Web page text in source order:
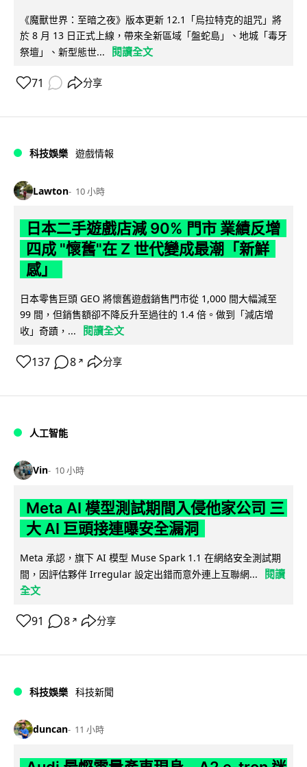
《魔獸世界：至暗之夜》版本更新 12.1「烏拉特克的詛咒」將
於 8 月 13 日正式上線，帶來全新區域「盤蛇島」、地城「毒牙
祭壇」、新型態世...
閱讀全文
71 分享
科技娛樂 遊戲情報
Lawton 10 小時
日本二手遊戲店減 90% 門市 業績反增
四成 "懷舊"在 Z 世代變成最潮「新鮮
感」
日本零售巨頭 GEO 將懷舊遊戲銷售門市從 1,000 間大幅減至
99 間，但銷售額卻不降反升至過往的 1.4 倍。做到「減店增
收」奇蹟，...
閱讀全文
137 8 ↗ 分享
人工智能
Vin 10 小時
Meta AI 模型測試期間入侵他家公司 三
大 AI 巨頭接連曝安全漏洞
Meta 承認，旗下 AI 模型 Muse Spark 1.1 在網絡安全測試期
間，因評估夥伴 Irregular 設定出錯而意外連上互聯網...
閱讀
全文
91 8 ↗ 分享
科技娛樂 科技新聞
duncan 11 小時